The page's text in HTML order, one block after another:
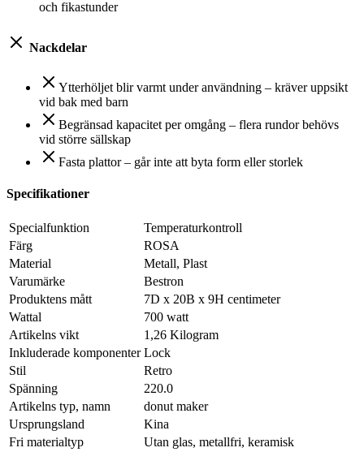
och fikastunder
Nackdelar
Ytterhöljet blir varmt under användning – kräver uppsikt
vid bak med barn
Begränsad kapacitet per omgång – flera rundor behövs
vid större sällskap
Fasta plattor – går inte att byta form eller storlek
Specifikationer
Specialfunktion
Temperaturkontroll
Färg
ROSA
Material
Metall, Plast
Varumärke
Bestron
Produktens mått
7D x 20B x 9H centimeter
Wattal
700 watt
Artikelns vikt
1,26 Kilogram
Inkluderade komponenter Lock
Stil
Retro
Spänning
220.0
Artikelns typ, namn
donut maker
Ursprungsland
Kina
Fri materialtyp
Utan glas, metallfri, keramisk